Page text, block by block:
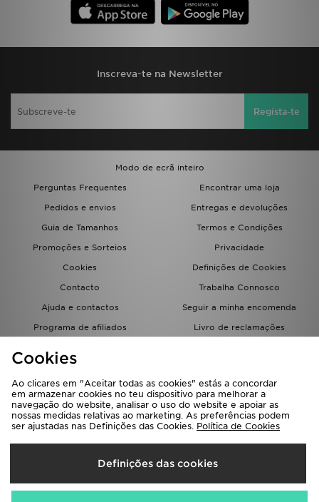
Inscreva-te na Newsletter
Regista-te
Modo de ecrã inteiro
Perguntas Frequentes
Encontrar uma loja
Pedidos e envios
Entregas e devoluções
Guia de Tamanhos
Termos e Condições
Promoções e Sorteios
Privacidade
Cookies
Definições de Cookies
Contacto
Trabalha Connosco
Ajuda e contactos
Seguir a minha encomenda
Programa de afiliados
Livro de reclamações
Seleciona O País
Portugal
SUBSCREVE
ATENÇÃO AO CLIENTE
FAQs
Cookies
Ao clicares em "Aceitar todas as cookies" estás a concordar
em armazenar cookies no teu dispositivo para melhorar a
navegação do website, analisar o uso do website e apoiar as
nossas medidas relativas ao marketing. As preferências podem
ser ajustadas nas Definições das Cookies. Política de Cookies
Definições das cookies